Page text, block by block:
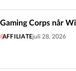
Gaming Corps når
AFFILIATEjuli 28, 2026